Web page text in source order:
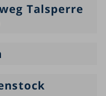
Talsperre